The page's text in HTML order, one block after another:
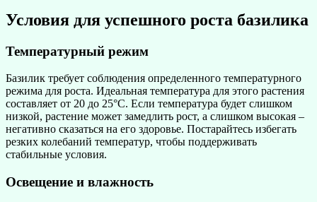
Условия для успешного роста базилика
Температурный режим
Базилик требует соблюдения определенного температурного
режима для роста. Идеальная температура для этого растения
составляет от 20 до 25°C. Если температура будет слишком
низкой, растение может замедлить рост, а слишком высокая –
негативно сказаться на его здоровье. Постарайтесь избегать
резких колебаний температур, чтобы поддерживать
стабильные условия.
Освещение и влажность